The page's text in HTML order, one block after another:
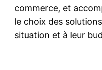
commerce, et
le choix des
situation et à leur